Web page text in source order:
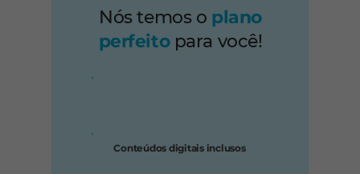
Nós temos o plano
perfeito para você!
Conteúdos digitais inclusos